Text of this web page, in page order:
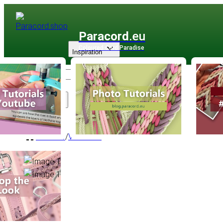
Paracord .eu
Coloured Cord Paradise
Sortiment
Inspiration
Zubehör/Verbinder